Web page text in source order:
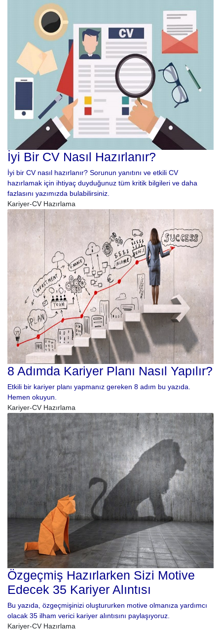
İyi Bir CV Nasıl Hazırlanır?
İyi bir CV nasıl hazırlanır? Sorunun yanıtını ve etkili CV
hazırlamak için ihtiyaç duyduğunuz tüm kritik bilgileri ve daha
fazlasını yazımızda bulabilirsiniz.
Kariyer-CV Hazırlama
8 Adımda Kariyer Planı Nasıl Yapılır?
Etkili bir kariyer planı yapmanız gereken 8 adım bu yazıda.
Hemen okuyun.
Kariyer-CV Hazırlama
Özgeçmiş Hazırlarken Sizi Motive
Edecek 35 Kariyer Alıntısı
Bu yazıda, özgeçmişinizi oluştururken motive olmanıza yardımcı
olacak 35 ilham verici kariyer alıntısını paylaşıyoruz.
Kariyer-CV Hazırlama